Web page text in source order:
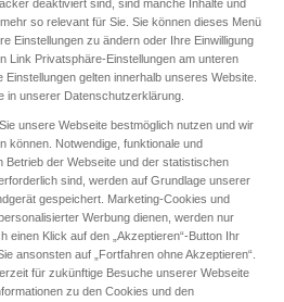
anklicken/antippen)
Philosophenschule
deaktiviert sind, sind manche Inhalte und
so relevant für Sie. Sie können dieses Menü
Einstellungen zu ändern oder Ihre Einwilligung
Link Privatsphäre-Einstellungen am unteren
gelten innerhalb unseres Website.
in unserer Datenschutzerklärung.
unsere Webseite bestmöglich nutzen und wir
können. Notwendige, funktionale und
der Webseite und der statistischen
sind, werden auf Grundlage unserer
gespeichert. Marketing-Cookies und
Werbung dienen, werden nur
einen Klick auf den „Akzeptieren“-Button Ihr
ansonsten auf „Fortfahren ohne Akzeptieren“.
für zukünftige Besuche unserer Webseite
zu den Cookies und den